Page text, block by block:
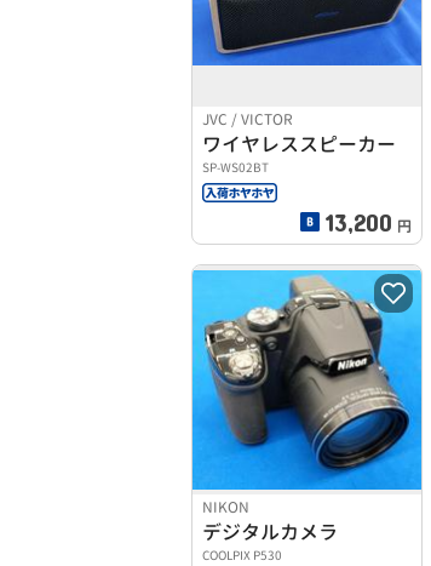
JVC / VICTOR
ワイヤレススピーカー
SP-WS02BT
13,200 円
NIKON
デジタルカメラ
COOLPIX P530